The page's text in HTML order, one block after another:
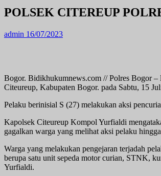
POLSEK CITEREUP
admin 16/07/2023
Bogor. Bidikhukumnews.com // Polres Bogor –
Citeureup, Kabupaten Bogor. pada Sabtu, 15
Pelaku berinisial S (27) melakukan aksi
Kapolsek Citeureup Kompol Yurfialdi
gagalkan warga yang melihat aksi pelaku
Warga yang melakukan pengejaran terjadah
berupa satu unit sepeda motor curian, STNK,
Yurfialdi.